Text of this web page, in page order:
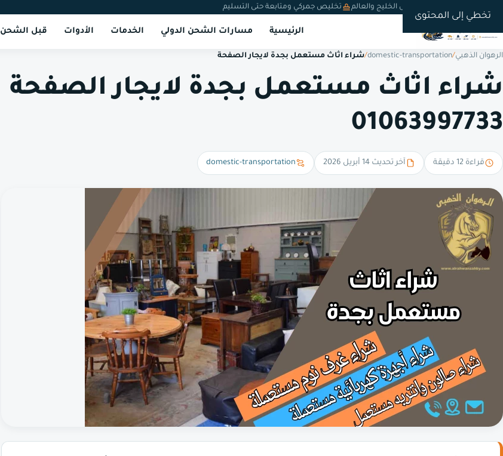
تخطي إلى المحتوى
شحن دولي من السعودية إلى الخليج والعالم تخليص جمركي ومتابعة حتى التسليم
الرئيسية مسارات الشحن الدولي الخدمات الأدوات قبل الشحن
الرهوان الذهبي/
domestic-transportation
/شراء اثاث مستعمل بجدة لايجار الصفحة
شراء اثاث مستعمل بجدة لايجار الصفحة
01063997733
قراءة 12 دقيقة آخر تحديث 14 أبريل 2026 domestic-transportation